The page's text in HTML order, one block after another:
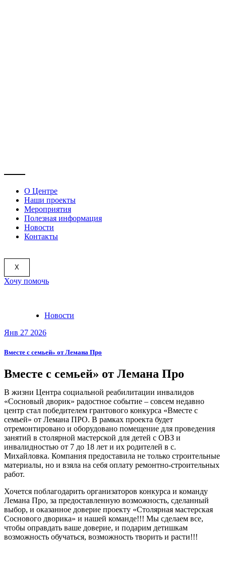
О Центре
Наши проекты
Мероприятия
Полезная информация
Новости
Контакты
X
Хочу помочь
Новости
Янв 27 2026
Вместе с семьей» от Лемана Про
Вместе с семьей» от Лемана Про
В жизни Центра социальной реабилитации инвалидов
«Сосновый дворик» радостное событие – совсем недавно
центр стал победителем грантового конкурса «Вместе с
семьей» от Лемана ПРО. В рамках проекта будет
отремонтировано и оборудовано помещение для проведения
занятий в столярной мастерской для детей с ОВЗ и
инвалидностью от 7 до 18 лет и их родителей в с.
Михайловка. Компания предоставила не только строительные
материалы, но и взяла на себя оплату ремонтно-строительных
работ.
Хочется поблагодарить организаторов конкурса и команду
Лемана Про, за предоставленную возможность, сделанный
выбор, и оказанное доверие проекту «Столярная мастерская
Соснового дворика» и нашей команде!!! Мы сделаем все,
чтобы оправдать ваше доверие, и подарим детишкам
возможность обучаться, возможность творить и расти!!!